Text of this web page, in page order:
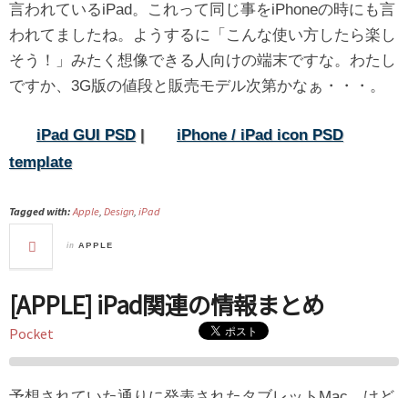
言われているiPad。これって同じ事をiPhoneの時にも言
われてましたね。ようするに「こんな使い方したら楽し
そう！」みたく想像できる人向けの端末ですな。わたし
ですか、3G版の値段と販売モデル次第かなぁ・・・。
iPad GUI PSD|
iPhone / iPad icon PSD
template
Tagged with: Apple, Design, iPad
in APPLE
[APPLE] iPad関連の情報まとめ
Pocket